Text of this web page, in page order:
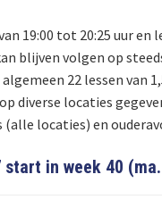
19:00 tot 20:25 uur en
blijven volgen op
22 lessen van
diverse locaties
locaties) en
start in week 40